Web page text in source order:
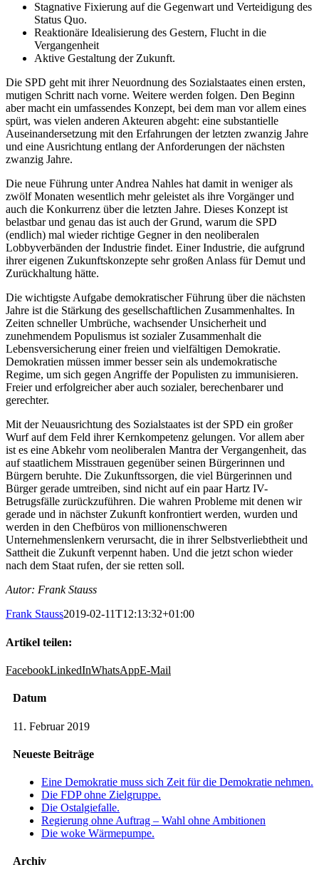
Stagnative Fixierung auf die Gegenwart und Verteidigung des
Status Quo.
Reaktionäre Idealisierung des Gestern, Flucht in die
Vergangenheit
Aktive Gestaltung der Zukunft.
Die SPD geht mit ihrer Neuordnung des Sozialstaates einen ersten,
mutigen Schritt nach vorne. Weitere werden folgen. Den Beginn
aber macht ein umfassendes Konzept, bei dem man vor allem eines
spürt, was vielen anderen Akteuren abgeht: eine substantielle
Auseinandersetzung mit den Erfahrungen der letzten zwanzig Jahre
und eine Ausrichtung entlang der Anforderungen der nächsten
zwanzig Jahre.
Die neue Führung unter Andrea Nahles hat damit in weniger als
zwölf Monaten wesentlich mehr geleistet als ihre Vorgänger und
auch die Konkurrenz über die letzten Jahre. Dieses Konzept ist
belastbar und genau das ist auch der Grund, warum die SPD
(endlich) mal wieder richtige Gegner in den neoliberalen
Lobbyverbänden der Industrie findet. Einer Industrie, die aufgrund
ihrer eigenen Zukunftskonzepte sehr großen Anlass für Demut und
Zurückhaltung hätte.
Die wichtigste Aufgabe demokratischer Führung über die nächsten
Jahre ist die Stärkung des gesellschaftlichen Zusammenhaltes. In
Zeiten schneller Umbrüche, wachsender Unsicherheit und
zunehmendem Populismus ist sozialer Zusammenhalt die
Lebensversicherung einer freien und vielfältigen Demokratie.
Demokratien müssen immer besser sein als undemokratische
Regime, um sich gegen Angriffe der Populisten zu immunisieren.
Freier und erfolgreicher aber auch sozialer, berechenbarer und
gerechter.
Mit der Neuausrichtung des Sozialstaates ist der SPD ein großer
Wurf auf dem Feld ihrer Kernkompetenz gelungen. Vor allem aber
ist es eine Abkehr vom neoliberalen Mantra der Vergangenheit, das
auf staatlichem Misstrauen gegenüber seinen Bürgerinnen und
Bürgern beruhte. Die Zukunftssorgen, die viel Bürgerinnen und
Bürger gerade umtreiben, sind nicht auf ein paar Hartz IV-
Betrugsfälle zurückzuführen. Die wahren Probleme mit denen wir
gerade und in nächster Zukunft konfrontiert werden, wurden und
werden in den Chefbüros von millionenschweren
Unternehmenslenkern verursacht, die in ihrer Selbstverliebtheit und
Sattheit die Zukunft verpennt haben. Und die jetzt schon wieder
nach dem Staat rufen, der sie retten soll.
Autor: Frank Stauss
Frank Stauss2019-02-11T12:13:32+01:00
Artikel teilen:
FacebookLinkedInWhatsAppE-Mail
Datum
11. Februar 2019
Neueste Beiträge
Eine Demokratie muss sich Zeit für die Demokratie nehmen.
Die FDP ohne Zielgruppe.
Die Ostalgiefalle.
Regierung ohne Auftrag – Wahl ohne Ambitionen
Die woke Wärmepumpe.
Archiv